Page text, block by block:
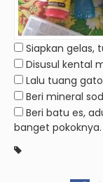
Siapkan gelas,
Disusul kental
Lalu tuang
Beri mineral
Beri batu es,
banget pokoknya.